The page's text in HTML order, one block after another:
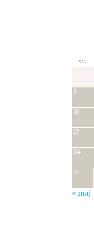
PON.
3
10
17
24
31
« maj